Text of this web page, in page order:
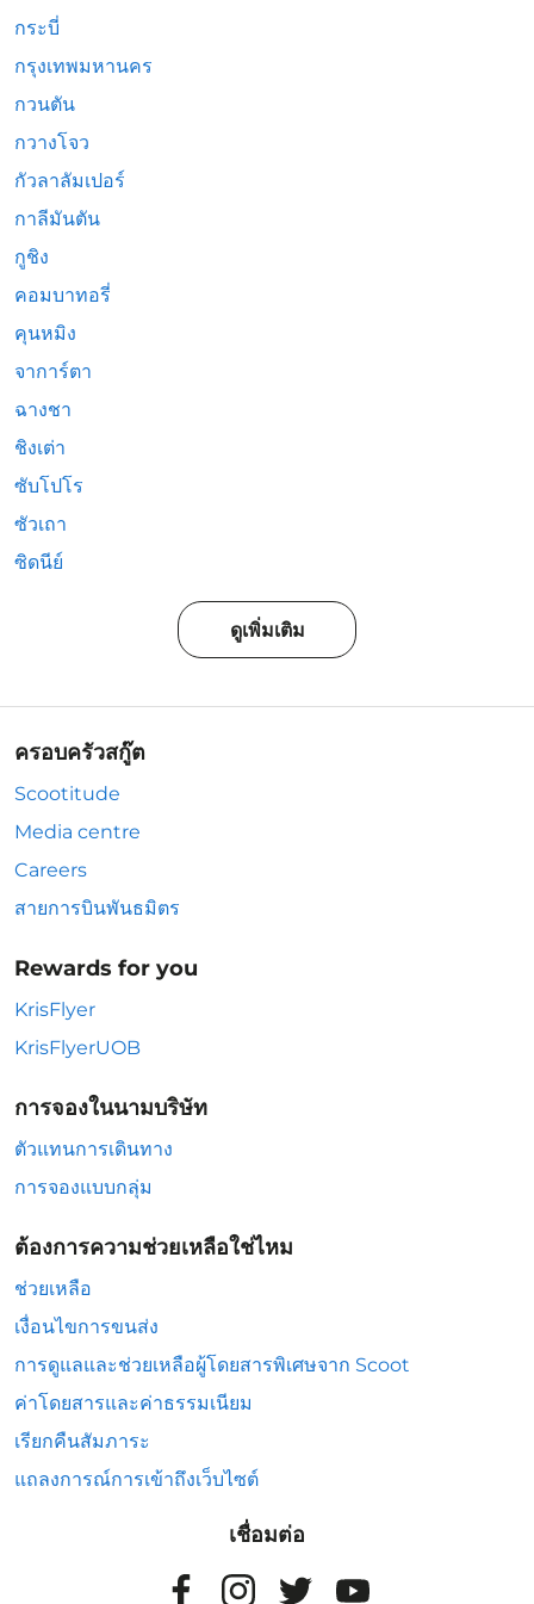
กระบี่
กรุงเทพมหานคร
กวนตัน
กวางโจว
กัวลาลัมเปอร์
กาลีมันตัน
กูชิง
คอมบาทอรี่
คุนหมิง
จาการ์ตา
ฉางชา
ชิงเต่า
ซับโปโร
ซัวเถา
ซิดนีย์
ดูเพิ่มเติม
ครอบครัวสกู๊ต
Scootitude
Media centre
Careers
สายการบินพันธมิตร
Rewards for you
KrisFlyer
KrisFlyerUOB
การจองในนามบริษัท
ตัวแทนการเดินทาง
การจองแบบกลุ่ม
ต้องการความช่วยเหลือใช่ไหม
ช่วยเหลือ
เงื่อนไขการขนส่ง
การดูแลและช่วยเหลือผู้โดยสารพิเศษจาก Scoot
ค่าโดยสารและค่าธรรมเนียม
เรียกคืนสัมภาระ
แถลงการณ์การเข้าถึงเว็บไซต์
เชื่อมต่อ